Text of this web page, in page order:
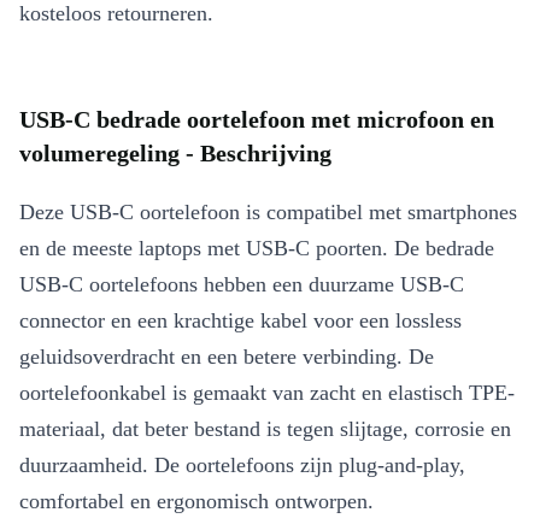
kosteloos retourneren.
USB-C bedrade oortelefoon met microfoon en
volumeregeling - Beschrijving
Deze USB-C oortelefoon is compatibel met smartphones
en de meeste laptops met USB-C poorten. De bedrade
USB-C oortelefoons hebben een duurzame USB-C
connector en een krachtige kabel voor een lossless
geluidsoverdracht en een betere verbinding. De
oortelefoonkabel is gemaakt van zacht en elastisch TPE-
materiaal, dat beter bestand is tegen slijtage, corrosie en
duurzaamheid. De oortelefoons zijn plug-and-play,
comfortabel en ergonomisch ontworpen.